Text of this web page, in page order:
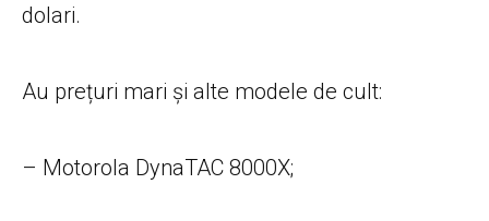
dolari.
Au prețuri mari și alte modele de cult:
– Motorola DynaTAC 8000X;